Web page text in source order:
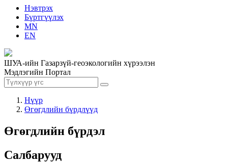
Нэвтрэх
Бүртгүүлэх
MN
EN
ШУА-ийн Газарзүй-геоэкологийн хүрээлэн
Мэдлэгийн Портал
Нүүр
Өгөгдлийн бүрдлүүд
Өгөгдлийн бүрдэл
Салбарууд